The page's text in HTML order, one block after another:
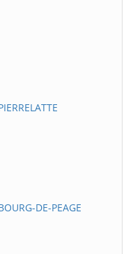
DE-PEAGE